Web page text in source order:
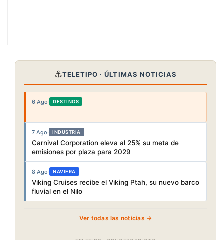
⚓TELETIPO · ÚLTIMAS NOTICIAS
6 Ago· DESTINOS
7 Ago· INDUSTRIA
Carnival Corporation eleva al 25% su meta de
emisiones por plaza para 2029
8 Ago· NAVIERA
Viking Cruises recibe el Viking Ptah, su nuevo barco
fluvial en el Nilo
Ver todas las noticias →